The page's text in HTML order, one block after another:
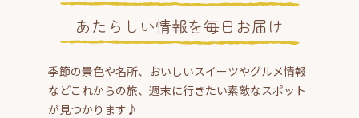
あたらしい情報を毎日お届け
季節の景色や名所、おいしいスイーツやグルメ情報
などこれからの旅、週末に行きたい素敵なスポット
が見つかります♪